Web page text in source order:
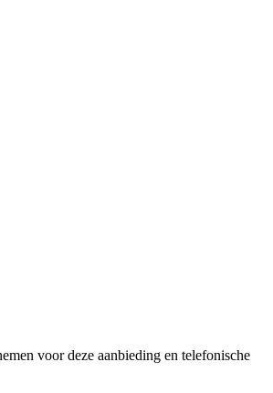
voor deze aanbieding en telefonische